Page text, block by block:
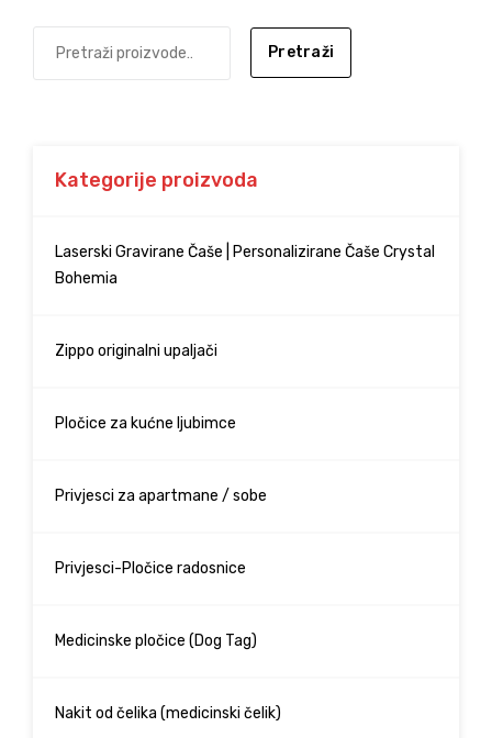
Pretraži
Kategorije proizvoda
Laserski Gravirane Čaše | Personalizirane Čaše Crystal
Bohemia
Zippo originalni upaljači
Pločice za kućne ljubimce
Privjesci za apartmane / sobe
Privjesci-Pločice radosnice
Medicinske pločice (Dog Tag)
Nakit od čelika (medicinski čelik)